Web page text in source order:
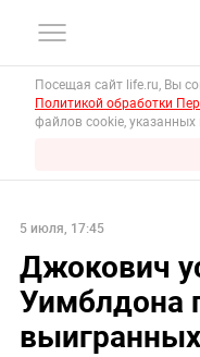
Посещая сайт life.ru, Вы
Политикой обработки
файлов cookie, указанных
5 июля, 17:45
Джокович
Уимблдона